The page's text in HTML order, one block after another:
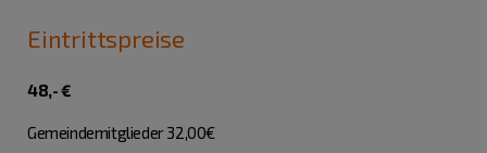
Eintrittspreise
48,- €
Gemeindemitglieder 32,00€